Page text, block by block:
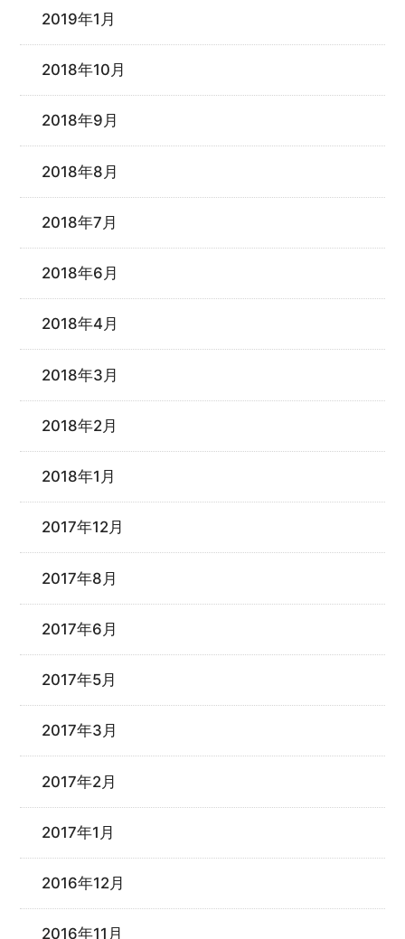
2019年1月
2018年10月
2018年9月
2018年8月
2018年7月
2018年6月
2018年4月
2018年3月
2018年2月
2018年1月
2017年12月
2017年8月
2017年6月
2017年5月
2017年3月
2017年2月
2017年1月
2016年12月
2016年11月